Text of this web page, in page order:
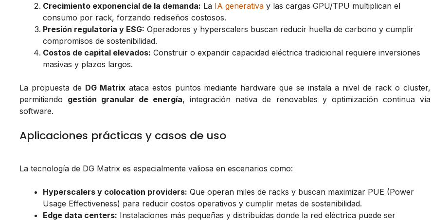
Crecimiento exponencial de la demanda: La IA generativa y las cargas GPU/TPU multiplican el
consumo por rack, forzando rediseños costosos.
Presión regulatoria y ESG: Operadores y hyperscalers buscan reducir huella de carbono y cumplir
compromisos de sostenibilidad.
Costos de capital elevados: Construir o expandir capacidad eléctrica tradicional requiere inversiones
masivas y plazos largos.
La propuesta de DG Matrixataca estos puntos mediante hardware que se instala a nivel de rack o cluster,
permitiendo gestión granular de energía, integración nativa de renovables y optimización continua vía
software.
Aplicaciones prácticas y casos de uso
La tecnología de DG Matrix es especialmente valiosa en escenarios como:
Hyperscalers y colocation providers: Que operan miles de racks y buscan maximizar PUE (Power
Usage Effectiveness) para reducir costos operativos y cumplir metas de sostenibilidad.
Edge data centers: Instalaciones más pequeñas y distribuidas donde la red eléctrica puede ser